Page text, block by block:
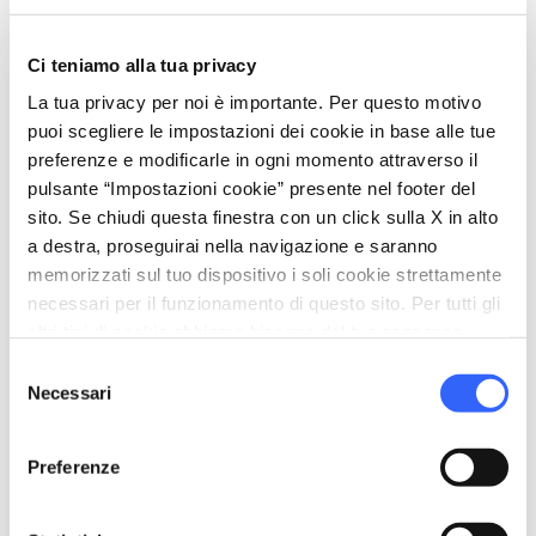
Ci teniamo alla tua privacy
La tua privacy per noi è importante. Per questo motivo
puoi scegliere le impostazioni dei cookie in base alle tue
preferenze e modificarle in ogni momento attraverso il
pulsante “Impostazioni cookie” presente nel footer del
sito. Se chiudi questa finestra con un click sulla X in alto
a destra, proseguirai nella navigazione e saranno
memorizzati sul tuo dispositivo i soli cookie strettamente
necessari per il funzionamento di questo sito. Per tutti gli
delNecessari
Preferenze
local_parking Parcheggio
pets Animali ammessi (Pet friendly)